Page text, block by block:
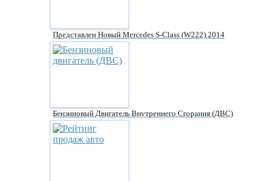
Представлен Новый Mercedes S-Class (W222) 2014
Бензиновый Двигатель Внутреннего Сгорания (ДВС)